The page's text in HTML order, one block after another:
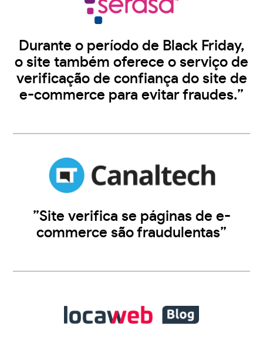
Durante o período de Black Friday,
o site também oferece o serviço de
verificação de confiança do site de
e-commerce para evitar fraudes.”
”Site verifica se páginas de e-
commerce são fraudulentas”